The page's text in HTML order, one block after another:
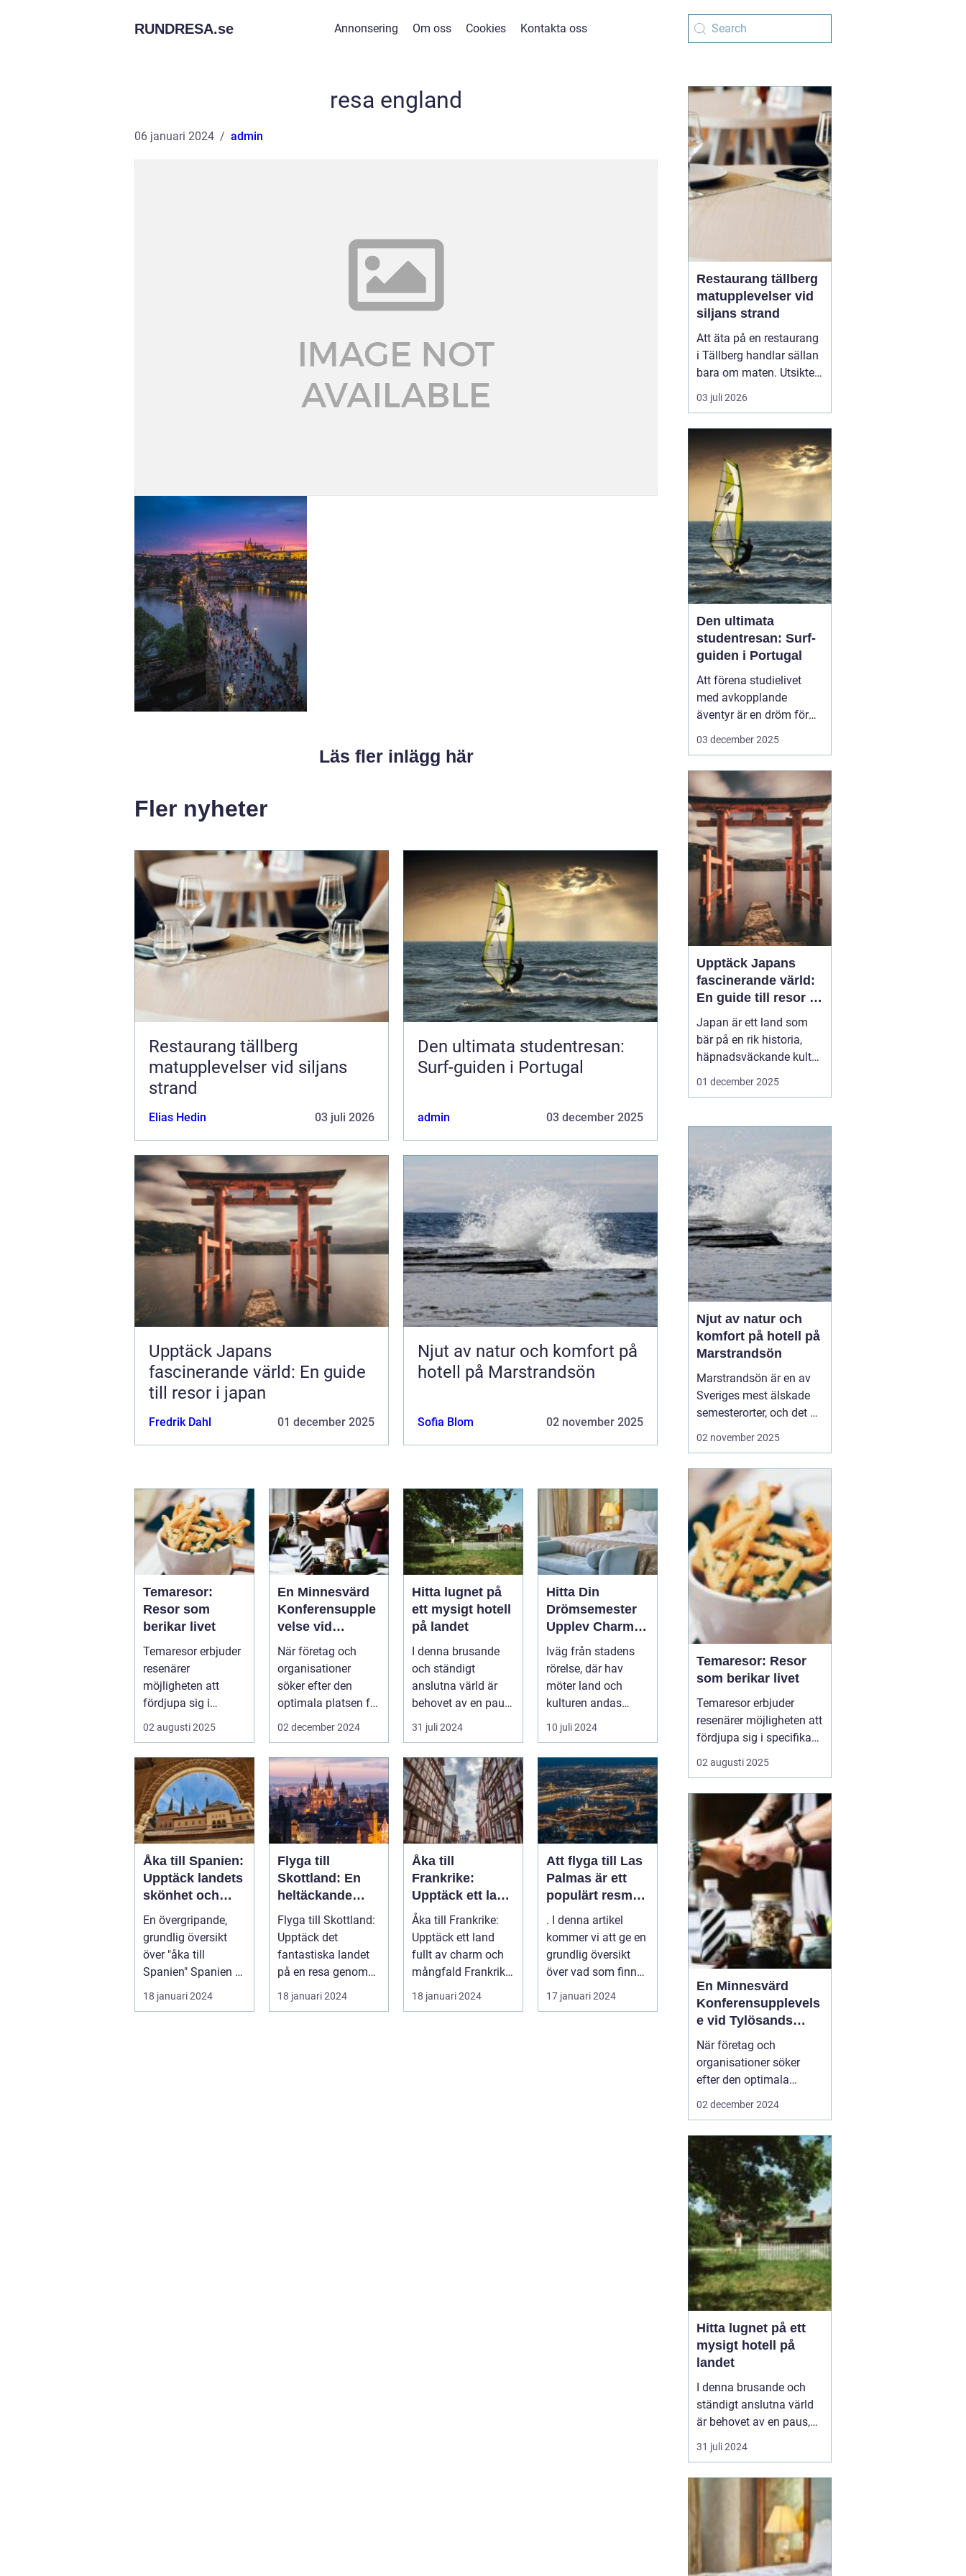
RUNDRESA.se Annonsering Om oss Cookies Kontakta oss
resa england
06 januari 2024 admin
Läs fler inlägg här
Fler nyheter
Restaurang tällberg
matupplevelser vid siljans
strand
Elias Hedin 03 juli 2026
Den ultimata studentresan:
Surf-guiden i Portugal
admin 03 december 2025
Upptäck Japans
fascinerande värld: En guide
till resor i japan
Fredrik Dahl 01 december 2025
Njut av natur och komfort på
hotell på Marstrandsön
Sofia Blom 02 november 2025
Temaresor:
Resor som
berikar livet
Temaresor erbjuder
resenärer
möjligheten att
fördjupa sig i
specifika intressen
eller...
02 augusti 2025
En Minnesvärd
Konferensupple
velse vid
Tylösands Kust
När företag och
organisationer
söker efter den
optimala platsen för
sin näs...
02 december 2024
Hitta lugnet på
ett mysigt hotell
på landet
I denna brusande
och ständigt
anslutna värld är
behovet av en paus,
en stund av frid,...
31 juli 2024
Hitta Din
Drömsemester
Upplev Charmen
med Hotell i
Halland
Iväg från stadens
rörelse, där hav
möter land och
kulturen andas
historia ...
10 juli 2024
Åka till Spanien:
Upptäck landets
skönhet och
kultur
En övergripande,
grundlig översikt
över "åka till
Spanien" Spanien är
ett av Europas mest
populära ...
18 januari 2024
Flyga till
Skottland: En
heltäckande
guide
Flyga till Skottland:
Upptäck det
fantastiska landet
på en resa genom
luften Introduktion:
Att flyg...
18 januari 2024
Åka till
Frankrike:
Upptäck ett land
fullt av charm
och mångfald
Åka till Frankrike:
Upptäck ett land
fullt av charm och
mångfald Frankrike
är ett land som
fasciner...
18 januari 2024
Att flyga till Las
Palmas är ett
populärt resmål
för många
resenärer, som
dras till de
vackra
behagliga
klimatet och den
. I denna artikel
kommer vi att ge en
grundlig översikt
över vad som finns
att upptäcka när
man flyg...
17 januari 2024
Restaurang tällberg
matupplevelser vid
siljans strand
Att äta på en restaurang
i Tällberg handlar sällan
bara om maten. Utsikten
över Siljan, de faluröda
gårdarna och den tydliga
gör varje måltid till en
helhetsupplevelse.
Samtidigt har byn
utvecklats till ett litet
kulinariskt na...
03 juli 2026
Den ultimata
studentresan: Surf-
guiden i Portugal
Att förena studielivet
med avkopplande
äventyr är en dröm för
många studenter. Att ta
surf, sol och nya möten
kan vara just den
upplevelse som fyller
p&ar...
03 december 2025
Upptäck Japans
fascinerande värld:
En guide till resor i
japan
Japan är ett land som
bär på en rik historia,
häpnadsväckande kultur
och en unik blandning
lockar ständigt resenärer
önskar uppleva allt fr&...
01 december 2025
Njut av natur och
komfort på hotell på
Marstrandsön
Marstrandsön är en av
Sveriges mest älskade
semesterorter, och det är
inte svårt att förstå
naturskönhet och
modern komfort,
erbjuder denna ö en
perfek...
02 november 2025
Temaresor: Resor
som berikar livet
Temaresor erbjuder
resenärer möjligheten att
fördjupa sig i specifika
intressen eller hobbyer,
vilket gör resan mer
berikande. Temaresor
kan innefatta allt från
kulinariska äventyr till
historiska expedi...
02 augusti 2025
En Minnesvärd
Konferensupplevels
e vid Tylösands
Kust
När företag och
organisationer söker
efter den optimala
platsen för sin nästa
faciliteternas kvalitet s...
02 december 2024
Hitta lugnet på ett
mysigt hotell på
landet
I denna brusande och
ständigt anslutna värld
är behovet av en paus,
en stund av frid, större
än någonsin, ett
31 juli 2024